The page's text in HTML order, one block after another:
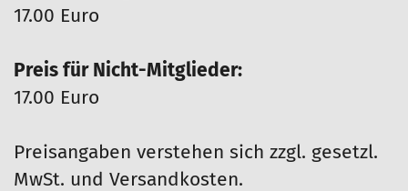
17.00 Euro
Preis für Nicht-Mitglieder:
17.00 Euro
Preisangaben verstehen sich zzgl. gesetzl.
MwSt. und Versandkosten.